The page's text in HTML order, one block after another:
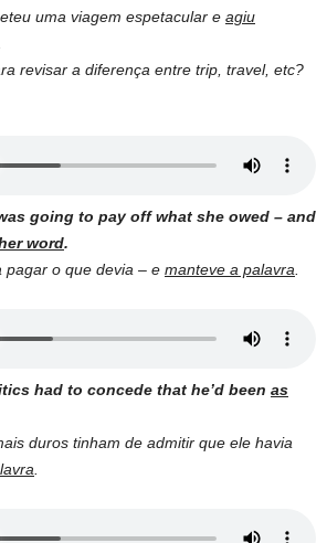
uma viagem espetacular e agiu
revisar a diferença entre trip, travel, etc?
going to pay off what she owed – and
word.
pagar o que devia – e manteve a palavra
had to concede that he’d been as
duros tinham de admitir que ele havia